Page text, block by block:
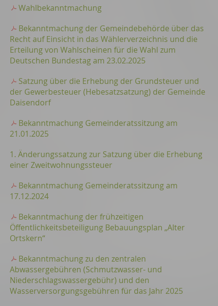
Wahlbekanntmachung
Bekanntmachung der Gemeindebehörde über das
Recht auf Einsicht in das Wählerverzeichnis und die
Erteilung von Wahlscheinen für die Wahl zum
Deutschen Bundestag am 23.02.2025
Satzung über die Erhebung der Grundsteuer und
der Gewerbesteuer (Hebesatzsatzung) der Gemeinde
Daisendorf
Bekanntmachung Gemeinderatssitzung am
21.01.2025
1. Änderungssatzung zur Satzung über die Erhebung
einer Zweitwohnungssteuer
Bekanntmachung Gemeinderatssitzung am
17.12.2024
Bekanntmachung der frühzeitigen
Öffentlichkeitsbeteiligung Bebauungsplan „Alter
Ortskern“
Bekanntmachung zu den zentralen
Abwassergebühren (Schmutzwasser- und
Niederschlagswassergebühr) und den
Wasserversorgungsgebühren für das Jahr 2025